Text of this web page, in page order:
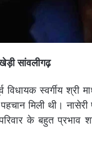
सांवलीगढ़
विधायक स्वर्गीय श्री
मिली थी। नासेरी
के बहुत प्रभाव